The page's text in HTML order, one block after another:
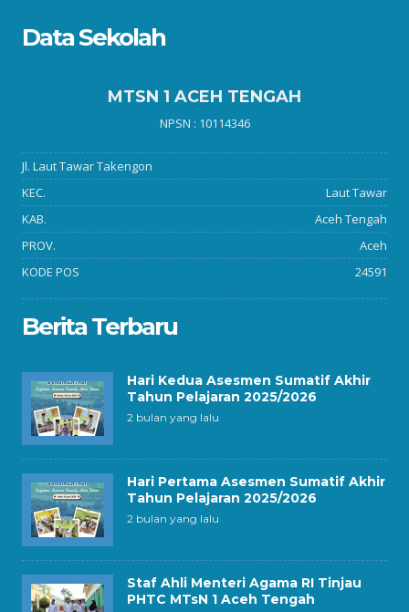
Data Sekolah
MTSN 1 ACEH TENGAH
NPSN : 10114346
Jl. Laut Tawar Takengon
KEC.
Laut Tawar
KAB.
Aceh Tengah
PROV.
Aceh
KODE POS
24591
Berita Terbaru
Hari Kedua Asesmen Sumatif Akhir
Tahun Pelajaran 2025/2026
2 bulan yang lalu
Hari Pertama Asesmen Sumatif Akhir
Tahun Pelajaran 2025/2026
2 bulan yang lalu
Staf Ahli Menteri Agama RI Tinjau
PHTC MTsN 1 Aceh Tengah